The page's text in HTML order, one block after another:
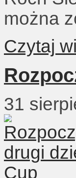
można
Czytaj
31